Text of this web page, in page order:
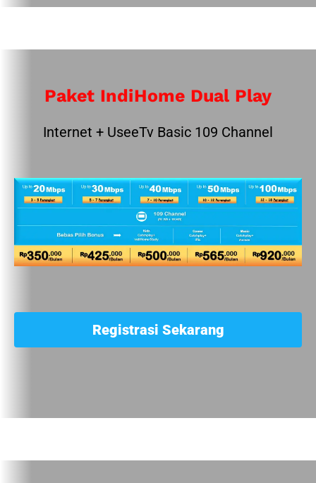
Paket IndiHome Dual Play
Internet + UseeTv Basic 109 Channel
Registrasi Sekarang